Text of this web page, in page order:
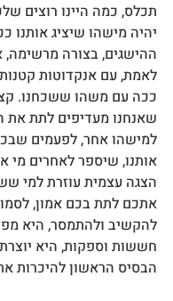
תכלס, כמה היינו רוצים
יהיה מישהו שיציג אותנו
ההישגים, בצורה
לאמת, עם אנקדוטות קטנות
ככה עם משהו ששכחנו.
שאנחנו מעדיפים לתת את
למישהו אחר, לפעמים
אותנו, שיספר לאחרים מי
הצגה עצמית עוזרת למי
אתכם לתת בכם אמון,
להקשיב ולהתמסר, היא
חששות וספקות, היא
הבסיס הראשון להיכרות